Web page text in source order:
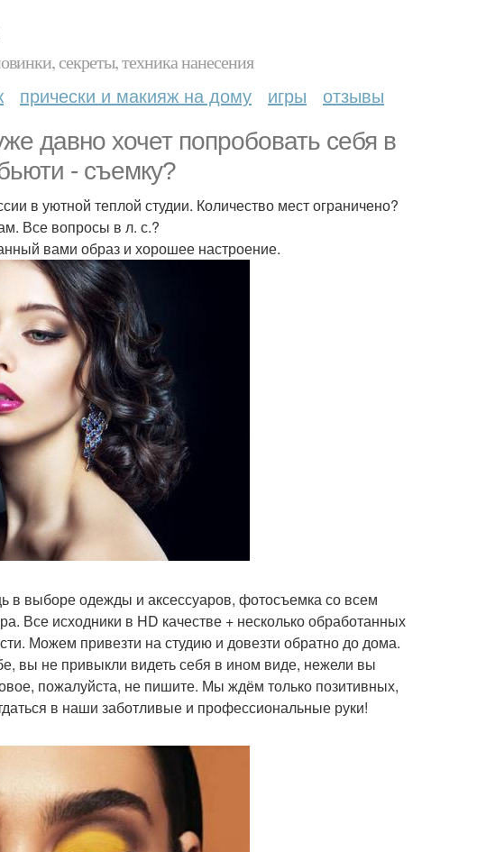
секреты, техника нанесения
прически и макияж на дому игры отзывы
давно хочет попробовать себя в
- съемку?
в уютной теплой студии. Количество мест ограничено?
Все вопросы в л. с.?
вами образ и хорошее настроение.
выборе одежды и аксессуаров, фотосъемка со всем
Все исходники в HD качестве + несколько обработанных
Можем привезти на студию и довезти обратно до дома.
вы не привыкли видеть себя в ином виде, нежели вы
пожалуйста, не пишите. Мы ждём только позитивных,
в наши заботливые и профессиональные руки!